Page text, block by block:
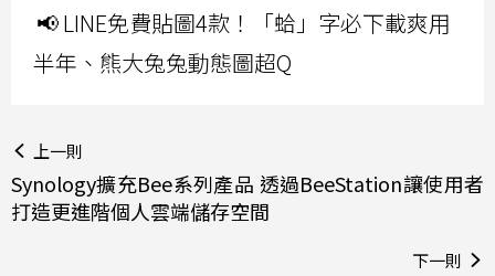
📢 LINE免費貼圖4款！「蛤」字必下載爽用
半年、熊大兔兔動態圖超Q
上一則
Synology擴充Bee系列產品 透過BeeStation讓使用者
打造更進階個人雲端儲存空間
下一則